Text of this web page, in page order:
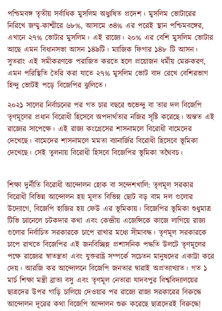
পশ্চিমবঙ্গ তৃতীয় সর্বাধিক মুসলিম অধ্যুষিত প্রদেশ। মুসলিম ভোটারের
নিরিখে জম্মু-কাশ্মীরে ৬৮%, আসামে ৩৪% এর পরেই স্থান পশ্চিমবঙ্গের,
এখানে ২৭% ভোটার মুসলিম। এই রাজ্যে। ২০% এর বেশি মুসলিম ভোটার
আছে এমন বিধানসভা আসন ১৪৯টি। ম্যাজিক ফিগার ১৪৮ টি আসন।
সুতরাং এই সমীকরণকে পরাজিত করতে হলে প্রয়োজন ধর্মীয় মেরুকরণ,
এমন পরিস্থিতি তৈরি করা যাতে ২৭% মুসলিম ভোট বাদ রেখে বেশিরভাগ
হিন্দু ভোটই পড়ে বিজেপির ঝুলিতে।
২০২১ সালের নির্বাচনের পর গত চার বছরে শুভেন্দু বা তার দল বিজেপি
তৃণমূলের প্রধান বিরোধী হিসেবে অপদার্থতার নজির সৃষ্টি করেছে। অন্তত এই
রাজ্যের সাপেক্ষে। এই রাজ্য কংগ্রেসের শাসনামলে বিরোধী বামেদের
দেখেছে। বামেদের শাসনামলে মমতা ব্যানার্জির বিরোধী হিসেবে ভূমিকা
দেখেছে। সেই তুলনায় বিরোধী হিসবে বিজেপির ভূমিকা তথৈবচ।
শিক্ষা দুর্নীতি বিরোধী আন্দোলন হোক বা সন্দেশখালি: তৃণমূল সরকার
বিরোধী বিভিন্ন আন্দোলন হয় মূলত বিভিন্ন ছোট বড় বাম দল গুলোর
উদ্যোগে, বিজেপি হাজির হয় ফেউ এর ভূমিকায়। বিজেপির ভূমিকা শুধুমাত্র
টিভি চ্যানেলে চটকদার কথা এবং কেন্দ্রীয় এজেন্সিকে কাজে লাগিয়ে রাজ্য
গুলোর নির্বাচিত সরকারকে চাপে রাখার মধ্যে সীমাবদ্ধ। তৃণমূল সরকারকে
চাপে রাখতে বিজেপির এই জনবিচ্ছিন্ন প্রশাসনিক পদ্ধতি উলটে তৃণমূলের
পক্ষে রাজ্যের স্বাতন্ত্রতা এবং যুক্তরাষ্ট্র সম্পর্কে সচেতন মানুষদের একাট্টা করে
দেয়। আরজি কর আন্দোলনে বিজেপি জনতার দ্বারাই অপ্রত্যাখ্যাত। গত ১
মার্চ শিক্ষা মন্ত্রী ব্রাত্য বসু এবং তৃণমূল নেতারা যাদবপুর বিশ্ববিদ্যালয়ের
ছাত্রদের উপর গাড়ি চালিয়ে দেওয়ার পর রাজ্যে রাজ্য সরকারের বিরুদ্ধে
আন্দোলন দূরের কথা বিজেপি আন্দালন শুরু করেছে ছাত্রদেরই বিরুদ্ধে!